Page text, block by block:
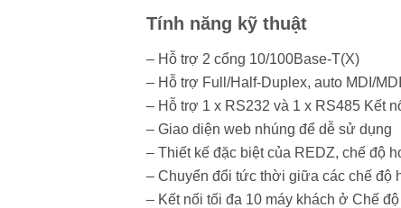
Tính năng kỹ thuật
– Hỗ trợ 2 cổng 10/100Base-T(X)
– Hỗ trợ Full/Half-Duplex, auto MDI/
– Hỗ trợ 1 x RS232 và 1 x RS485 Kết
– Giao diện web nhúng để dễ sử dụng
– Thiết kế đặc biệt của REDZ, chế độ
– Chuyển đổi tức thời giữa các chế độ
– Kết nối tối đa 10 máy khách ở Chế